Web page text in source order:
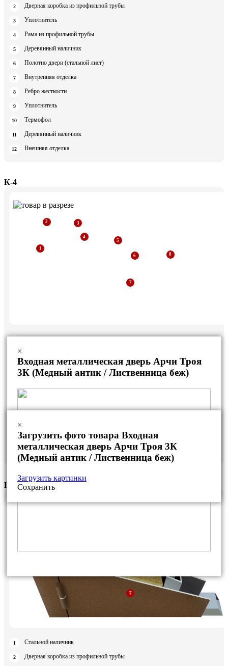
Дверная коробка из профильной трубы
Уплотнитель
Рама из профильной трубы
Деревянный наличник
Полотно двери (стальной лист)
Внутренняя отделка
Ребро жесткости
Уплотнитель
Термофол
Деревянный наличник
Внешняя отделка
К-4
из профильной трубы
Уплотнитель
Рама из профильной
трубы
Внутренняя отделка
Полотно двери
Ребро жесткости
К-5
Стальной наличник
Дверная коробка из профильной трубы
×
Входная металлическая дверь Арчи Троя
3К (Медный антик / Лиственница беж)
×
Загрузить фото товара Входная
металлическая дверь Арчи Троя 3К
(Медный антик / Лиственница беж)
Загрузить картинки
Сохранить